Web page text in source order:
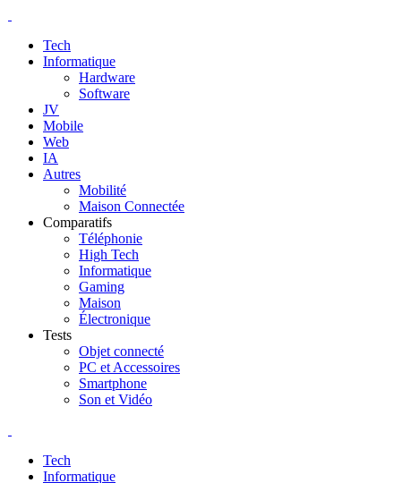
Tech
Informatique
Hardware
Software
JV
Mobile
Web
IA
Autres
Mobilité
Maison Connectée
Comparatifs
Téléphonie
High Tech
Informatique
Gaming
Maison
Électronique
Tests
Objet connecté
PC et Accessoires
Smartphone
Son et Vidéo
Tech
Informatique